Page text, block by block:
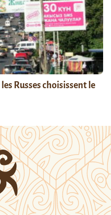
Russes choisissent le